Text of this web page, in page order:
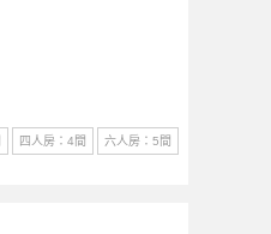
四人房：4間 六人房：5間